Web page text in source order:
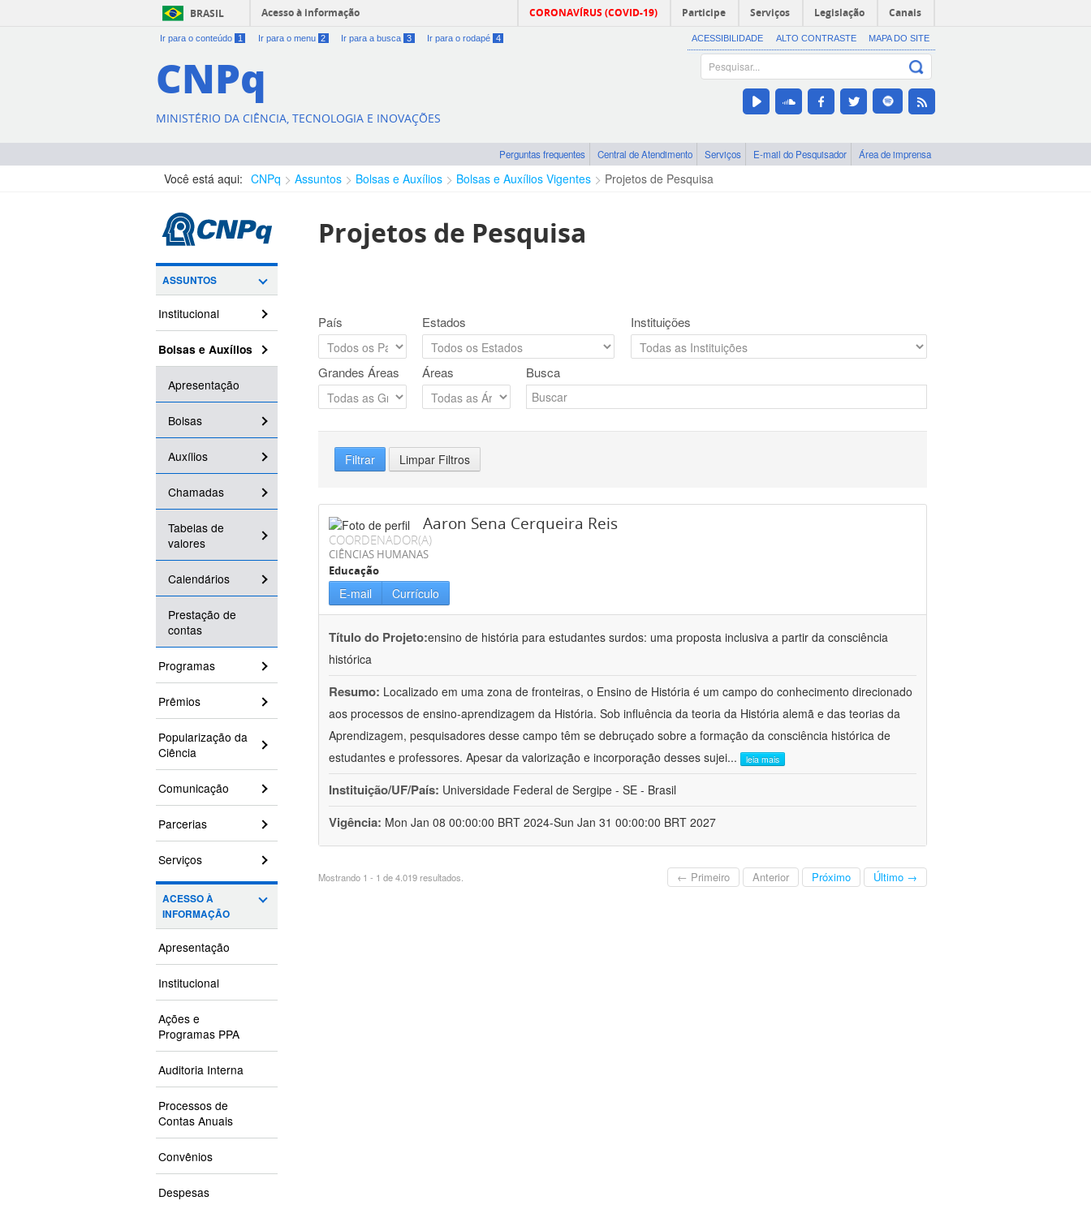
BRASIL Acesso à informação CORONAVÍRUS (COVID-19) Participe Serviços Legislação Canais
Ir para o conteúdo 1 Ir para o menu 2 Ir para a busca 3 Ir para o rodapé 4 ACESSIBILIDADE ALTO CONTRASTE MAPA DO SITE
CNPq
MINISTÉRIO DA CIÊNCIA, TECNOLOGIA E INOVAÇÕES
Perguntas frequentes Central de Atendimento Serviços E-mail do Pesquisador Área de imprensa
Você está aqui: CNPq Assuntos Bolsas e Auxílios Bolsas e Auxílios Vigentes Projetos de Pesquisa
ASSUNTOS
Institucional
Bolsas e Auxílios
Apresentação
Bolsas
Auxílios
Chamadas
Tabelas de
valores
Calendários
Prestação de
contas
Programas
Prêmios
Popularização da
Ciência
Comunicação
Parcerias
Serviços
ACESSO À
INFORMAÇÃO
Apresentação
Institucional
Ações e
Programas PPA
Auditoria Interna
Processos de
Contas Anuais
Convênios
Despesas
Projetos de Pesquisa
País Estados Instituições
Grandes Áreas Áreas Busca
Filtrar Limpar Filtros
Aaron Sena Cerqueira Reis
COORDENADOR(A)
CIÊNCIAS HUMANAS
Educação
E-mail Currículo
Título do Projeto:ensino de história para estudantes surdos: uma proposta inclusiva a partir da consciência
histórica
Resumo: Localizado em uma zona de fronteiras, o Ensino de História é um campo do conhecimento direcionado
aos processos de ensino-aprendizagem da História. Sob influência da teoria da História alemã e das teorias da
Aprendizagem, pesquisadores desse campo têm se debruçado sobre a formação da consciência histórica de
estudantes e professores. Apesar da valorização e incorporação desses sujei... leia mais
Instituição/UF/País: Universidade Federal de Sergipe - SE - Brasil
Vigência: Mon Jan 08 00:00:00 BRT 2024-Sun Jan 31 00:00:00 BRT 2027
Mostrando 1 - 1 de 4.019 resultados. ← Primeiro Anterior Próximo Último →